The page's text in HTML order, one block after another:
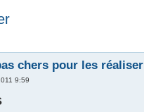
chers pour les réaliser
9:59